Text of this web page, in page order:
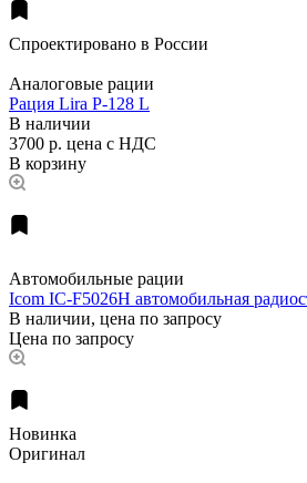
Спроектировано в России
Аналоговые рации
Рация Lira P-128 L
В наличии
3700 р. цена с НДС
В корзину
Автомобильные рации
Icom IC-F5026H автомобильная
В наличии, цена по запросу
Цена по запросу
Новинка
Оригинал